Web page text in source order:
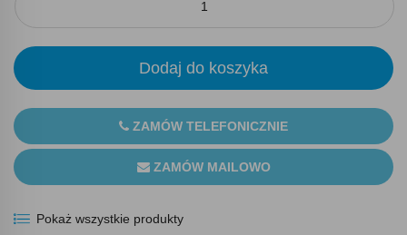
Dodaj do koszyka
ZAMÓW TELEFONICZNIE
ZAMÓW MAILOWO
Pokaż wszystkie produkty